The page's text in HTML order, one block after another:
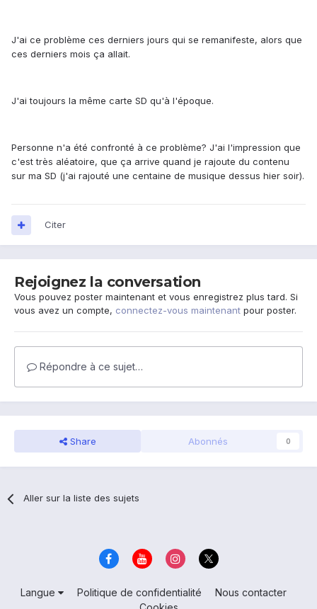
J'ai ce problème ces derniers jours qui se remanifeste, alors que
ces derniers mois ça allait.
J'ai toujours la même carte SD qu'à l'époque.
Personne n'a été confronté à ce problème? J'ai l'impression que
c'est très aléatoire, que ça arrive quand je rajoute du contenu
sur ma SD (j'ai rajouté une centaine de musique dessus hier soir).
Citer
Rejoignez la conversation
Vous pouvez poster maintenant et vous enregistrez plus tard. Si
vous avez un compte, connectez-vous maintenant pour poster.
Répondre à ce sujet…
Share Abonnés 0
Aller sur la liste des sujets
Langue Politique de confidentialité
Nous contacter